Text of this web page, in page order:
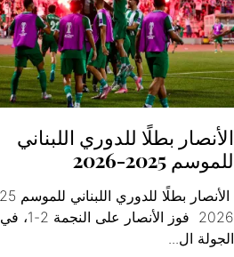
الأنصار بطلًا للدوري اللبناني
للموسم 2025-2026
2026 فوز الأنصار على النجمة 2-1، في
الجولة ال...